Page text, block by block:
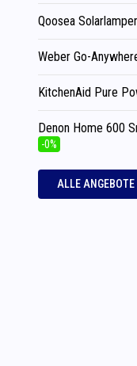
Qoosea
Weber Go-
KitchenAid Pure
Denon Home 600
-0%
ALLE ANGEBOTE